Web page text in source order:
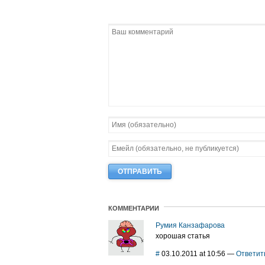
КОММЕНТАРИИ
Румия Канзафарова
хорошая статья
# 03.10.2011 at 10:56 —